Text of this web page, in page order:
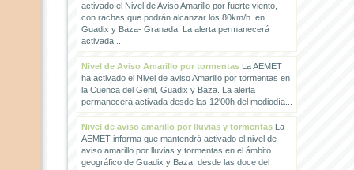
activado el Nivel de Aviso Amarillo por fuerte viento,
con rachas que podrán alcanzar los 80km/h. en
Guadix y Baza- Granada. La alerta permanecerá
activada...
Nivel de Aviso Amarillo por tormentasLa AEMET
ha activado el Nivel de aviso Amarillo por tormentas en
la Cuenca del Genil, Guadix y Baza. La alerta
permanecerá activada desde las 12'00h del mediodía...
Nivel de aviso amarillo por lluvias y tormentasLa
AEMET informa que mantendrá activado el nivel de
aviso amarillo por lluvias y tormentas en el ámbito
geográfico de Guadix y Baza, desde las doce del